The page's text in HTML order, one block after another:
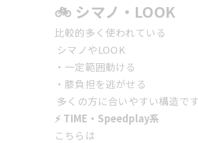
🚲 シマノ・LOOK
比較的多く使われている
シマノやLOOK
・一定範囲動ける
・膝負担を逃がせる
多くの方に合いやすい構造です
⚡ TIME・Speedplay系
こちらは